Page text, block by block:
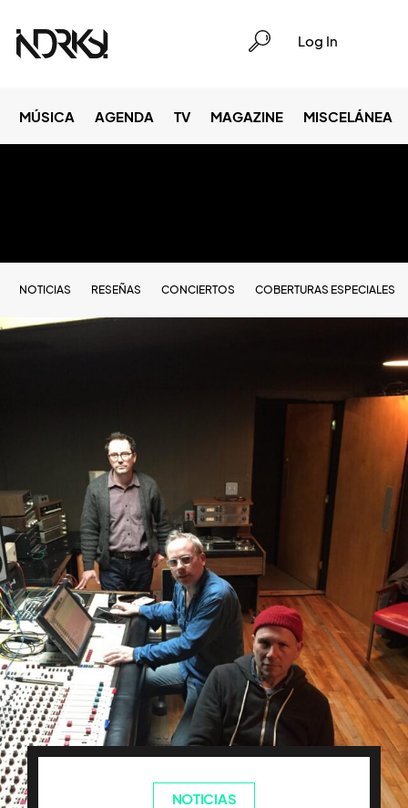
Log In
MÚSICA AGENDA TV MAGAZINE MISCELÁNEA
NOTICIAS RESEÑAS CONCIERTOS COBERTURAS ESPECIALES
NOTICIAS